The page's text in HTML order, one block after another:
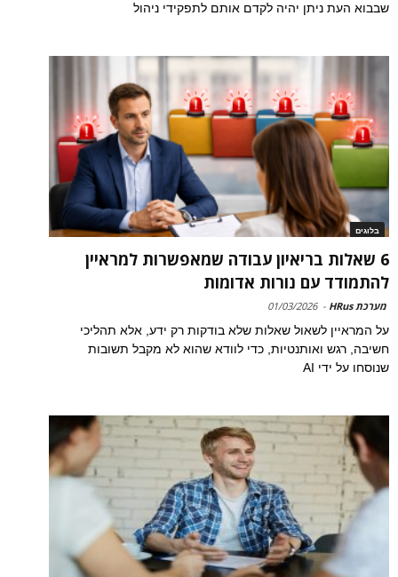
שבבוא העת ניתן יהיה לקדם אותם לתפקידי ניהול
בלוגים
6 שאלות בריאיון עבודה שמאפשרות למראיין
להתמודד עם נורות אדומות
מערכת HRus -
01/03/2026
על המראיין לשאול שאלות שלא בודקות רק ידע, אלא תהליכי
חשיבה, רגש ואותנטיות, כדי לוודא שהוא לא מקבל תשובות
שנוסחו על ידי AI